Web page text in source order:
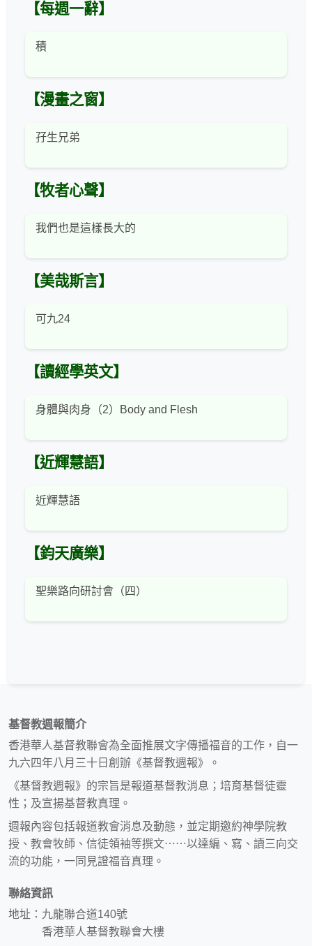
【每週一辭】
積
【漫畫之窗】
孖生兄弟
【牧者心聲】
我們也是這樣長大的
【美哉斯言】
可九24
【讀經學英文】
身體與肉身（2）Body and Flesh
【近輝慧語】
近輝慧語
【鈞天廣樂】
聖樂路向研討會（四）
基督教週報簡介
香港華人基督教聯會為全面推展文字傳播福音的工作，自一
九六四年八月三十日創辦《基督教週報》。
《基督教週報》的宗旨是報道基督教消息；培育基督徒靈
性；及宣揚基督教真理。
週報內容包括報道教會消息及動態，並定期邀約神學院教
授、教會牧師、信徒領袖等撰文⋯⋯以達編、寫、讀三向交
流的功能，一同見證福音真理。
聯絡資訊
地址：九龍聯合道140號
香港華人基督教聯會大樓